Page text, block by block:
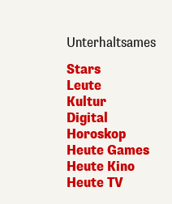
Unterhaltsames
Stars
Leute
Kultur
Digital
Horoskop
Heute Games
Heute Kino
Heute TV